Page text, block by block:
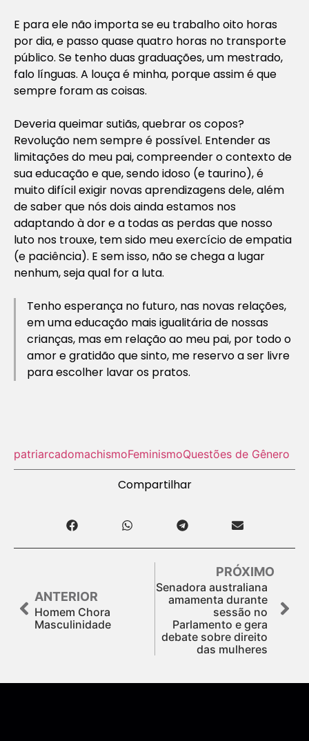
E para ele não importa se eu trabalho oito horas
por dia, e passo quase quatro horas no transporte
público. Se tenho duas graduações, um mestrado,
falo línguas. A louça é minha, porque assim é que
sempre foram as coisas.
Deveria queimar sutiãs, quebrar os copos?
Revolução nem sempre é possível. Entender as
limitações do meu pai, compreender o contexto de
sua educação e que, sendo idoso (e taurino), é
muito difícil exigir novas aprendizagens dele, além
de saber que nós dois ainda estamos nos
adaptando à dor e a todas as perdas que nosso
luto nos trouxe, tem sido meu exercício de empatia
(e paciência). E sem isso, não se chega a lugar
nenhum, seja qual for a luta.
Tenho esperança no futuro, nas novas relações,
em uma educação mais igualitária de nossas
crianças, mas em relação ao meu pai, por todo o
amor e gratidão que sinto, me reservo a ser livre
para escolher lavar os pratos.
patriarcadomachismoFeminismoQuestões de Gênero
Compartilhar
ANTERIOR
Homem Chora
Masculinidade
PRÓXIMO
Senadora australiana
amamenta durante
sessão no
Parlamento e gera
debate sobre direito
das mulheres